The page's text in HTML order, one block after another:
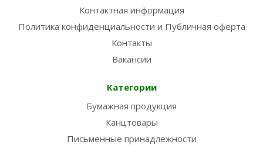
Контактная информация
Политика конфиденциальности и Публичная оферта
Контакты
Вакансии
Категории
Бумажная продукция
Канцтовары
Письменные принадлежности